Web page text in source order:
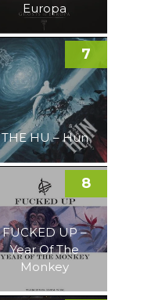
Europa
THE HU – Hun
7
FUCKED UP –
Year Of The
Monkey
8